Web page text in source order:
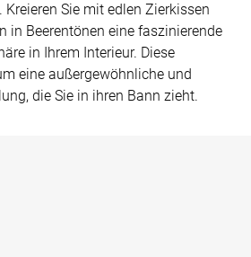
Kreieren Sie mit edlen Zierkissen
in Beerentönen eine faszinierende
in Ihrem Interieur. Diese
eine außergewöhnliche und
die Sie in ihren Bann zieht.